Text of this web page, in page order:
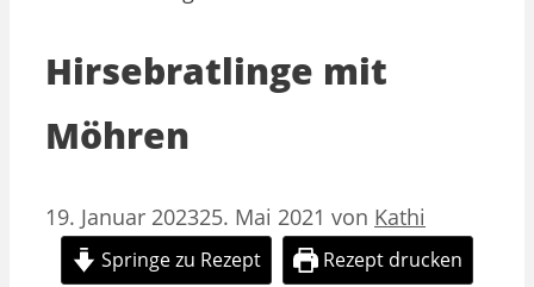
Hirsebratlinge mit
Möhren
19. Januar 202325. Mai 2021 von Kathi
Springe zu Rezept Rezept drucken